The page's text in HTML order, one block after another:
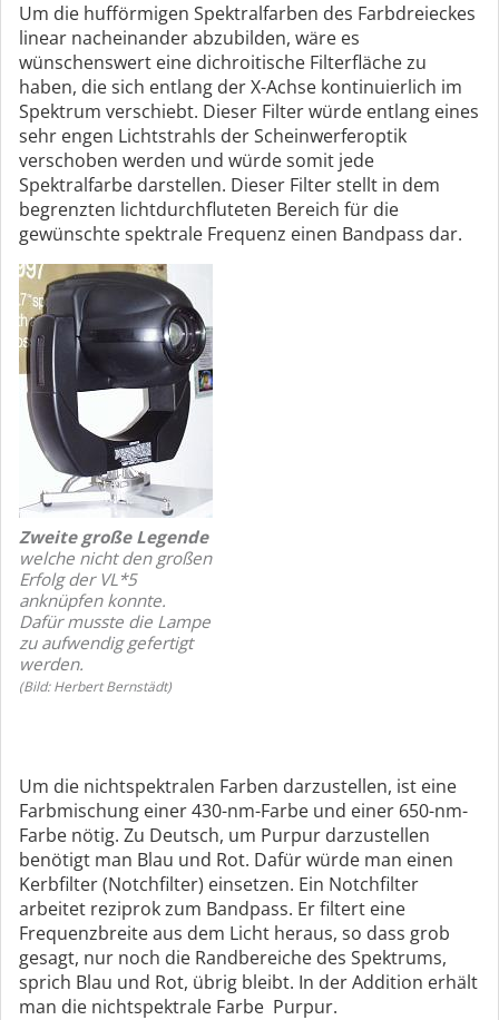
Um die hufförmigen Spektralfarben des Farbdreieckes
linear nacheinander abzubilden, wäre es
wünschenswert eine dichroitische Filterfläche zu
haben, die sich entlang der X-Achse kontinuierlich im
Spektrum verschiebt. Dieser Filter würde entlang eines
sehr engen Lichtstrahls der Scheinwerferoptik
verschoben werden und würde somit jede
Spektralfarbe darstellen. Dieser Filter stellt in dem
begrenzten lichtdurchfluteten Bereich für die
gewünschte spektrale Frequenz einen Bandpass dar.
Zweite große Legende
welche nicht den großen
Erfolg der VL*5
anknüpfen konnte.
Dafür musste die Lampe
zu aufwendig gefertigt
werden.
(Bild: Herbert Bernstädt)
Um die nichtspektralen Farben darzustellen, ist eine
Farbmischung einer 430-nm-Farbe und einer 650-nm-
Farbe nötig. Zu Deutsch, um Purpur darzustellen
benötigt man Blau und Rot. Dafür würde man einen
Kerbfilter (Notchfilter) einsetzen. Ein Notchfilter
arbeitet reziprok zum Bandpass. Er filtert eine
Frequenzbreite aus dem Licht heraus, so dass grob
gesagt, nur noch die Randbereiche des Spektrums,
sprich Blau und Rot, übrig bleibt. In der Addition erhält
man die nichtspektrale Farbe Purpur.